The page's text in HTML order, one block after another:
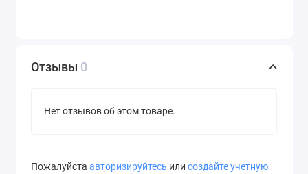
Отзывы 0
Нет отзывов об этом товаре.
Пожалуйста авторизируйтесь или создайте учетную